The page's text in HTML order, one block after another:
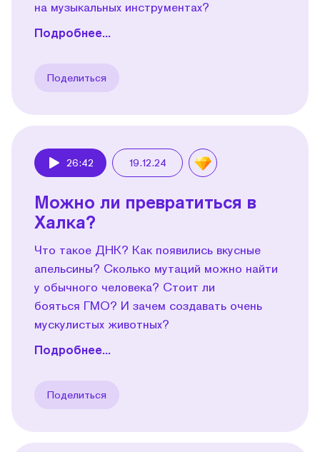
на музыкальных инструментах?
Подробнее...
Поделиться
26:42 19.12.24
Можно ли превратиться в
Халка?
Что такое ДНК? Как появились вкусные
апельсины? Сколько мутаций можно найти
у обычного человека? Стоит ли
бояться ГМО? И зачем создавать очень
мускулистых животных?
Подробнее...
Поделиться